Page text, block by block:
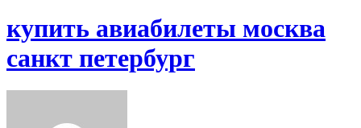
купить авиабилеты москва
санкт петербург